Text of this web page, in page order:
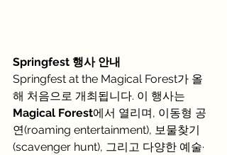
Springfest 행사 안내
Springfest at the Magical Forest가 올
해 처음으로 개최됩니다. 이 행사는
Magical Forest에서 열리며, 이동형 공
연(roaming entertainment), 보물찾기
(scavenger hunt), 그리고 다양한 예술·